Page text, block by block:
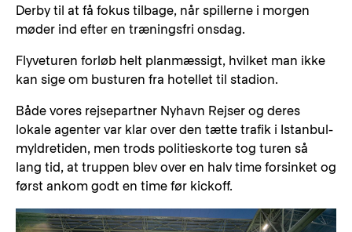
Derby til at få fokus tilbage, når spillerne i morgen
møder ind efter en træningsfri onsdag.
Flyveturen forløb helt planmæssigt, hvilket man ikke
kan sige om busturen fra hotellet til stadion.
Både vores rejsepartner Nyhavn Rejser og deres
lokale agenter var klar over den tætte trafik i Istanbul-
myldretiden, men trods politieskorte tog turen så
lang tid, at truppen blev over en halv time forsinket og
først ankom godt en time før kickoff.